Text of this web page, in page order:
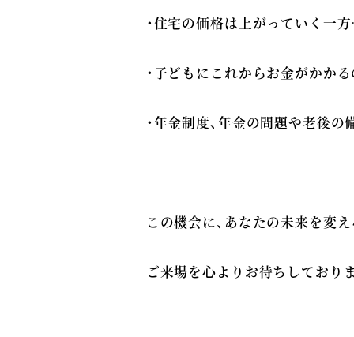
・住宅の価格は上がっていく一
・子どもにこれからお金がかか
・年金制度、年金の問題や老後
この機会に、あなたの未来を変
ご来場を心よりお待ちしており